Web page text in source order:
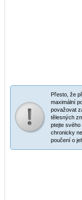
Přesto, že
maximální
považovat
tělesných
ptejte
chronicky
poučení o